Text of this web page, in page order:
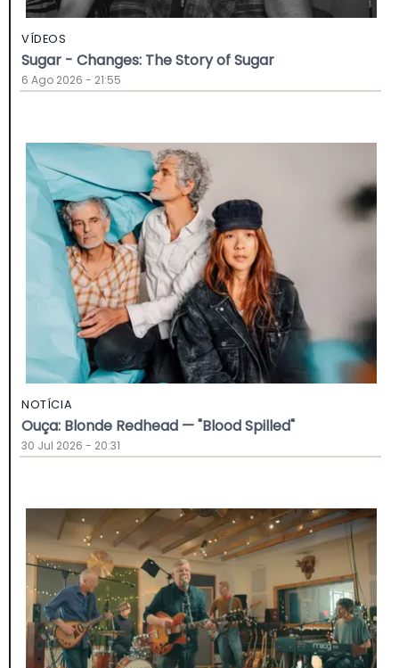
VÍDEOS
Sugar - Changes: The Story of Sugar
6 Ago 2026 - 21:55
NOTÍCIA
Ouça: Blonde Redhead — "Blood Spilled"
30 Jul 2026 - 20:31